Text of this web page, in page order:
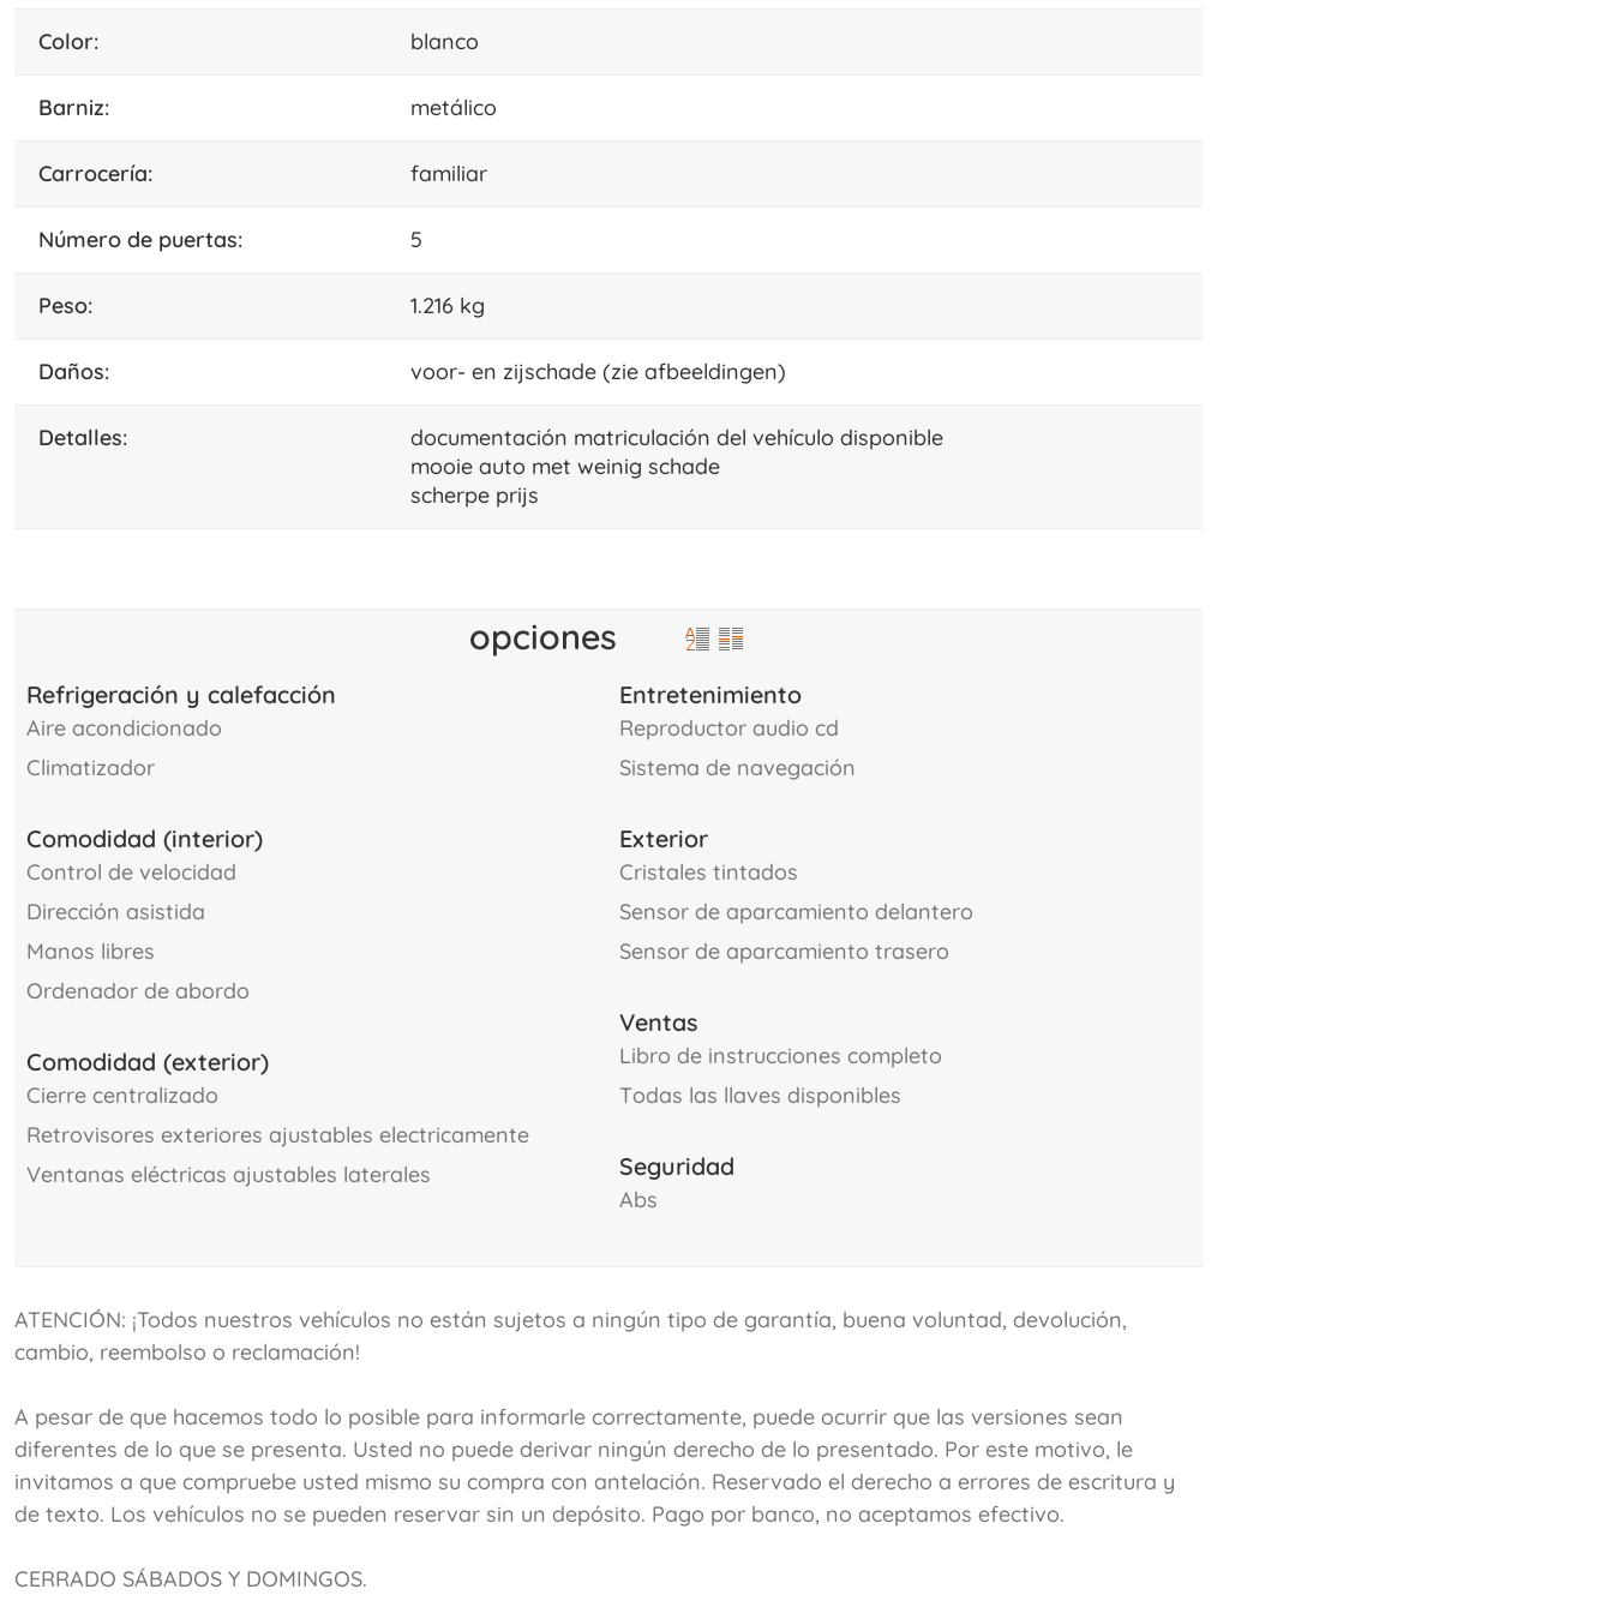
color: blanco
barniz: metálico
carrocería: familiar
número de puertas: 5
peso: 1.216 kg
daños: voor- en zijschade (zie afbeeldingen)
detalles:
documentación matriculación del vehículo disponible
mooie auto met weinig schade
scherpe prijs
opciones
Refrigeración y calefacción
aire acondicionado
climatizador
Entretenimiento
reproductor audio cd
sistema de navegación
Comodidad (interior)
control de velocidad
dirección asistida
manos libres
ordenador de abordo
Comodidad (exterior)
cierre centralizado
retrovisores exteriores ajustables electricamente
ventanas eléctricas ajustables laterales
Exterior
cristales tintados
sensor de aparcamiento delantero
sensor de aparcamiento trasero
Ventas
libro de instrucciones completo
todas las llaves disponibles
Seguridad
abs
ATENCIÓN: ¡Todos nuestros vehículos no están sujetos a ningún tipo de garantía, buena voluntad, devolución,
cambio, reembolso o reclamación!
A pesar de que hacemos todo lo posible para informarle correctamente, puede ocurrir que las versiones sean
diferentes de lo que se presenta. Usted no puede derivar ningún derecho de lo presentado. Por este motivo, le
invitamos a que compruebe usted mismo su compra con antelación. Reservado el derecho a errores de escritura y
de texto. Los vehículos no se pueden reservar sin un depósito. Pago por banco, no aceptamos efectivo.
CERRADO SÁBADOS Y DOMINGOS.